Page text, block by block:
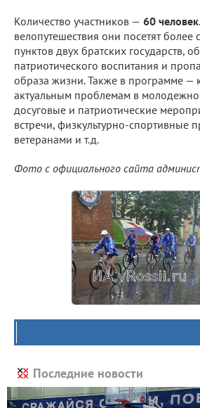
Количество участников — 60 человек
велопутешествия они посетят более
пунктов двух братских государств,
патриотического воспитания и
образа жизни. Также в программе —
актуальным проблемам в
досуговые и патриотические
встречи, физкультурно-спортивные
ветеранами и т.д.
Фото с официального сайта
Последние новости